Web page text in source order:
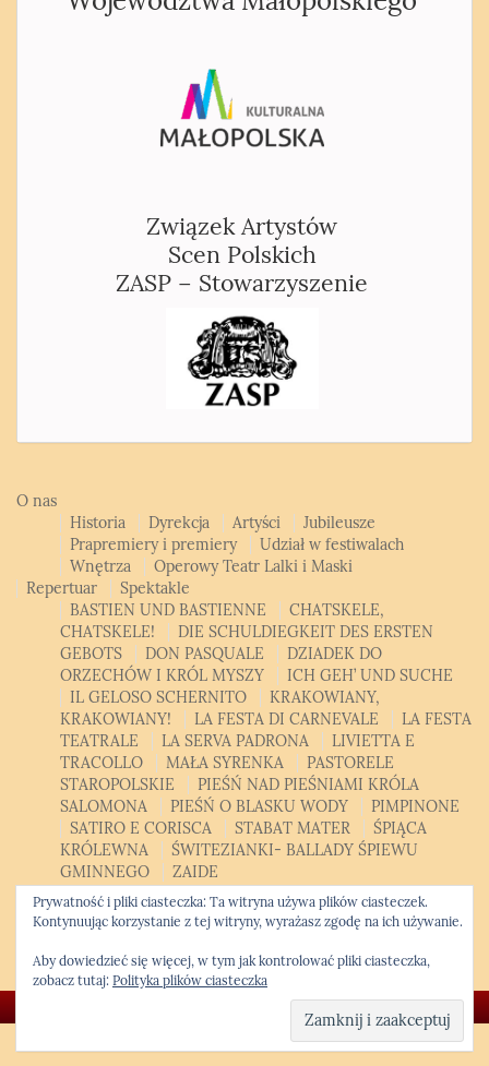
Związek Artystów
Scen Polskich
ZASP – Stowarzyszenie
O nas
Historia
Dyrekcja Artyści
Jubileusze
Prapremiery i premiery
Udział w festiwalach
Wnętrza
Operowy Teatr Lalki i Maski
Repertuar
Spektakle
BASTIEN UND BASTIENNE
CHATSKELE,
CHATSKELE!
DIE SCHULDIEGKEIT DES ERSTEN
GEBOTS
DON PASQUALE
DZIADEK DO
ORZECHÓW I KRÓL MYSZY
ICH GEH’ UND SUCHE
IL GELOSO SCHERNITO
KRAKOWIANY,
KRAKOWIANY!
LA FESTA DI CARNEVALE
LA FESTA
TEATRALE
LA SERVA PADRONA
LIVIETTA E
TRACOLLO
MAŁA SYRENKA
PASTORELE
STAROPOLSKIE
PIEŚŃ NAD PIEŚNIAMI KRÓLA
SALOMONA
PIEŚŃ O BLASKU WODY
PIMPINONE
SATIRO E CORISCA
STABAT MATER
ŚPIĄCA
KRÓLEWNA
ŚWITEZIANKI- BALLADY ŚPIEWU
GMINNEGO
ZAIDE
Patroni, sponsorzy, partnerzy
Bilety Kontakt
Polski
English
Krakowski Kurs Altówkowy
Krakowska Opera Kameralna
Prywatność i pliki ciasteczka: Ta witryna używa plików ciasteczek.
Kontynuując korzystanie z tej witryny, wyrażasz zgodę na ich używanie.
Aby dowiedzieć się więcej, w tym jak kontrolować pliki ciasteczka,
zobacz tutaj: Polityka plików ciasteczka